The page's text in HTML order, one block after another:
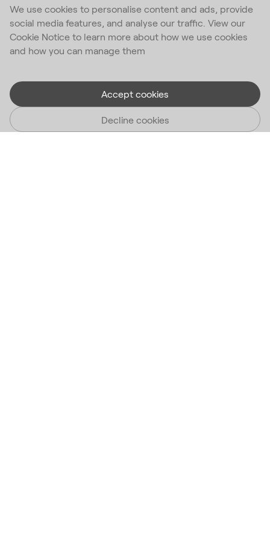
We use cookies to personalise content and ads, provide
social media features, and analyse our traffic. View our
Cookie Notice to learn more about how we use cookies
and how you can manage them
Accept cookies
Decline cookies